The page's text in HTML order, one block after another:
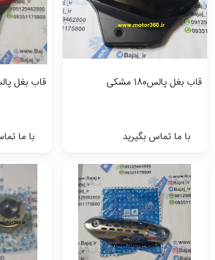
قاب بغل پالس180 مشکی
با ما تماس بگیرید
قاب بغل پالس 180
با ما